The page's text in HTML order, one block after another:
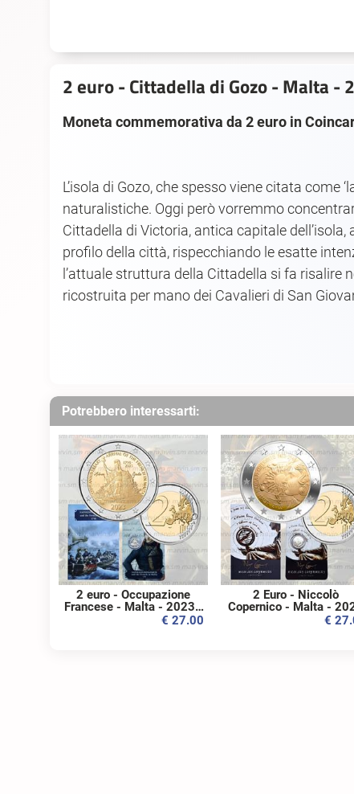
2 euro - Cittadella di Gozo - Malta -
Moneta commemorativa da 2 euro in
L’isola di Gozo, che spesso viene citata come
naturalistiche. Oggi però vorremmo
Cittadella di Victoria, antica capitale
profilo della città, rispecchiando le esatte
l’attuale struttura della Cittadella si fa risalire
ricostruita per mano dei Cavalieri di San
Potrebbero interessarti:
2 euro - Occupazione
Francese - Malta - 2023 -
Coincard - FDC€ 27.00
2 Euro - Niccolò
Copernico - Malta -
- Coincard - FDC
€